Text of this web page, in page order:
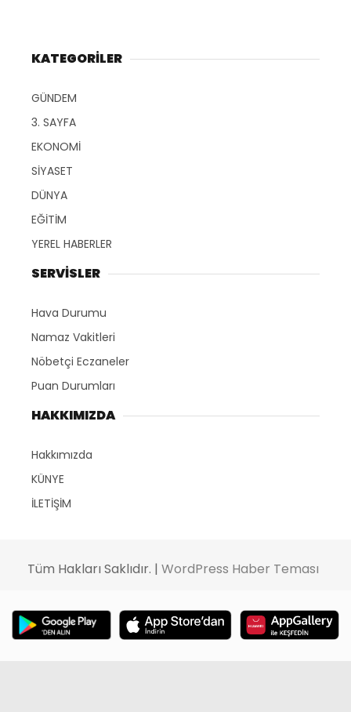
KATEGORİLER
GÜNDEM
3. SAYFA
EKONOMİ
SİYASET
DÜNYA
EĞİTİM
YEREL HABERLER
SERVİSLER
Hava Durumu
Namaz Vakitleri
Nöbetçi Eczaneler
Puan Durumları
HAKKIMIZDA
Hakkımızda
KÜNYE
İLETİŞİM
Tüm Hakları Saklıdır. | WordPress Haber Teması